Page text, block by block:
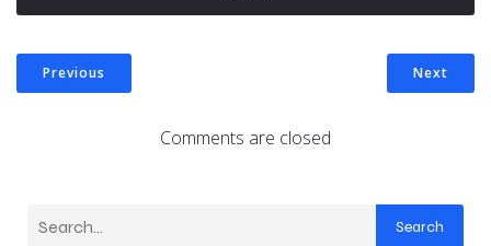
Previous Next
Comments are closed
Search